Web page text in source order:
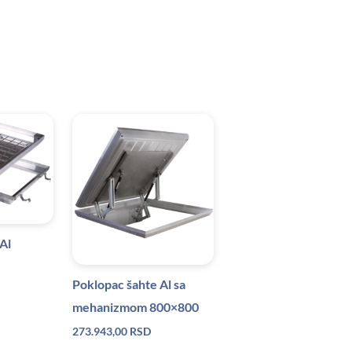
Poklopac šahte Al sa
mehanizmom 800×800
273.943,00 RSD